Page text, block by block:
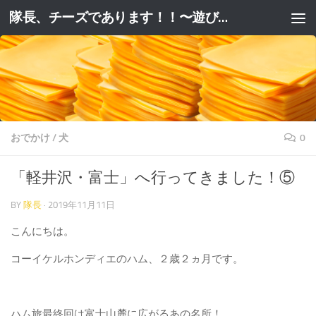
コンテンツへスキップ 隊長、チーズであります！！〜遊びと躾と妄想と。〜
おでかけ/ 犬 0
「軽井沢・富士」へ行ってきました！⑤
BY 隊長 · 2019年11月11日
こんにちは。
コーイケルホンディエのハム、２歳２ヵ月です。